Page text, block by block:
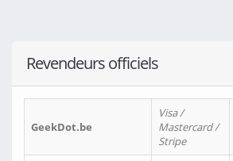
Revendeurs officiels
GeekDot.be
Visa /
Mastercard /
Stripe